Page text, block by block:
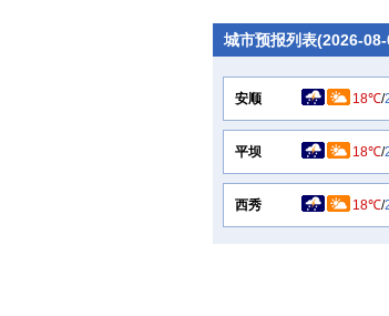
城市预报列表(2026-
安顺 18℃/
平坝 18℃/
西秀 18℃/